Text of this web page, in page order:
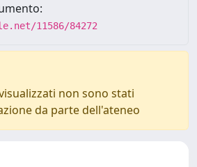
11586/84272
non sono stati
da parte dell'ateneo